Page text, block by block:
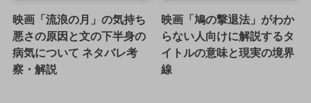
映画「流浪の月」の気持ち
悪さの原因と文の下半身の
病気について ネタバレ考
察・解説
映画「鳩の撃退法」がわか
らない人向けに解説するタ
イトルの意味と現実の境界
線